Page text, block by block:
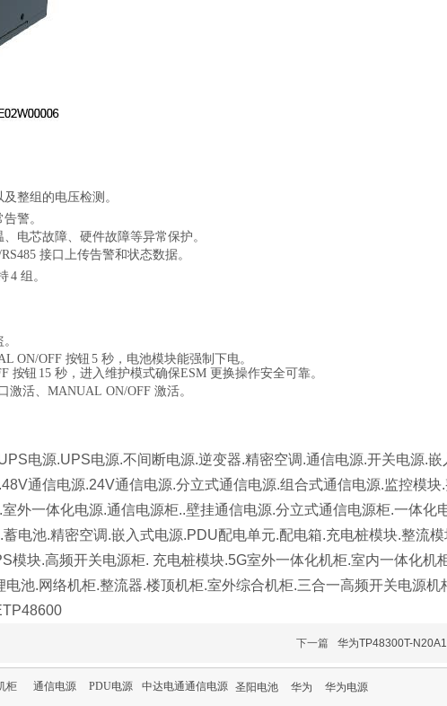
整组的电压检测。
警。
电芯故障、硬件故障等异常保护。
接口上传告警和状态数据。
4 组。
ON/OFF 按钮 5 秒，电池模块能强制下电。
按钮 15 秒，进入维护模式确保ESM 更换操作安全可靠。
激活、 MANUAL ON/OFF 激活。
电源.UPS电源.不间断电源.逆变器.精密空调.通信电源.开关电源.
通信电源.24V通信电源.分立式通信电源.组合式通信电源.监控模块
外一体化电源.通信电源柜..壁挂通信电源.分立式通信电源柜.一体化
电池.精密空调.嵌入式电源.PDU配电单元.配电箱.充电桩模块.整流
块.高频开关电源柜. 充电桩模块.5G室外一体化机柜.室内一体化机
池.网络机柜.整流器.楼顶机柜.室外综合机柜.三合一高频开关电源机
下一篇 华为TP48300T-
柜 通信电源 PDU电源 中达电通通信电源 圣阳电池 华为 华为电源